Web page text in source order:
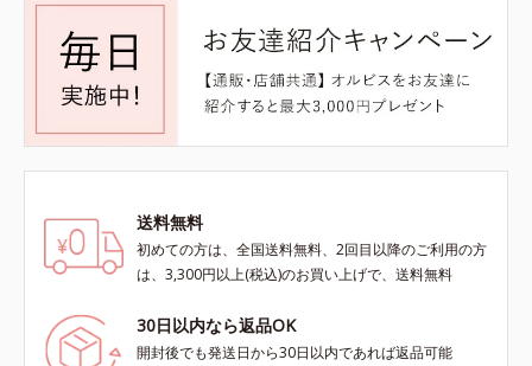
送料無料
初めての方は、全国送料無料、2回目以降のご利用の方
は、3,300円以上(税込)のお買い上げで、送料無料
30日以内なら返品OK
開封後でも発送日から30日以内であれば返品可能